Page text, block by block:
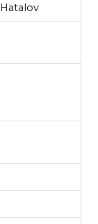
Hatalov